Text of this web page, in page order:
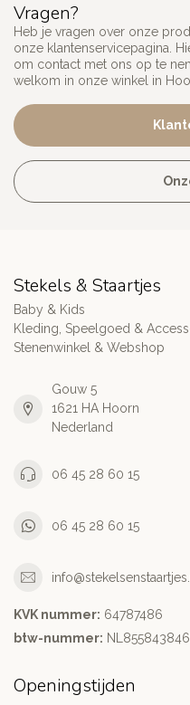
Vragen?
Heb je vragen over onze
onze klantenservicepagina.
om contact met ons op te
welkom in onze winkel in
Stekels & Staartjes
Baby & Kids
Kleding, Speelgoed &
Stenenwinkel & Webshop
Gouw 5
1621 HA Hoorn
Nederland
06 45 28 60 15
06 45 28 60 15
KVK nummer: 64787486
btw-nummer:
Openingstijden